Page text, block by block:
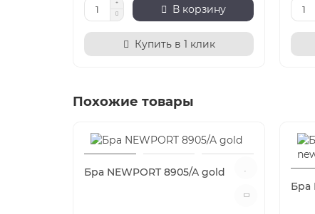
В корзину
Купить в 1 клик
Похожие товары
Бра NEWPORT 8905/A gold
Бра